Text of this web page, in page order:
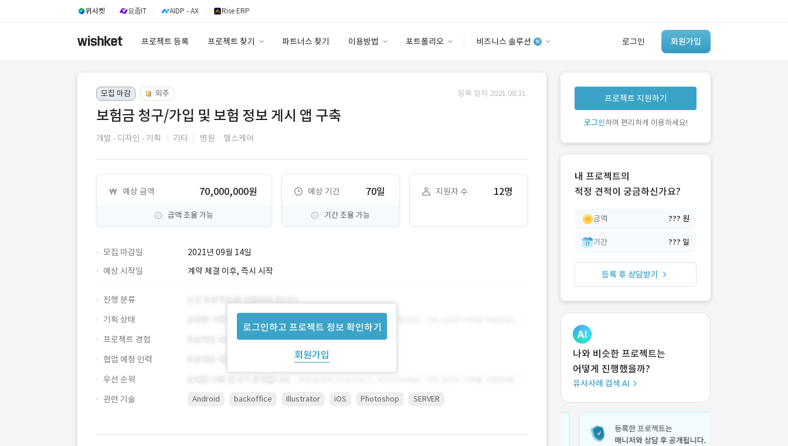
위시켓 요즘IT AIDP - AX Rise ERP
프로젝트 등록 프로젝트 찾기 파트너스 찾기 이용방법 포트폴리오 비즈니스 솔루션 로그인 회원가입
안심 코드 케어
유사사례 검색 AI
‘이런 거’ 만들어본
개발 회사 있어?
모집 마감 외주 등록 일자 2021.08.31.
보험금 청구/가입 및 보험 정보 게시 앱 구축
개발 디자인 기획 기타 병원ㆍ헬스케어
예상 금액 70,000,000원
금액 조율 가능
예상 기간 70일
기간 조율 가능
지원자 수 12명
모집 마감일 2021년 09월 14일
로그인하고 프로젝트 정보 확인하기
회원가입
예상 시작일 계약 체결 이후, 즉시 시작
진행 분류
기획 상태
프로젝트 경험
협업 예정 인력
우선 순위
관련 기술
Android backoffice Illustrator iOS Photoshop SERVER
프로젝트 지원하기
로그인하여 편리하게 이용하세요!
내 프로젝트의
적정 견적이 궁금하신가요?
금액 ??? 원
기간 ??? 일
등록 후 상담받기
나와 비슷한 프로젝트는
어떻게 진행했을까?
유사사례 검색 AI